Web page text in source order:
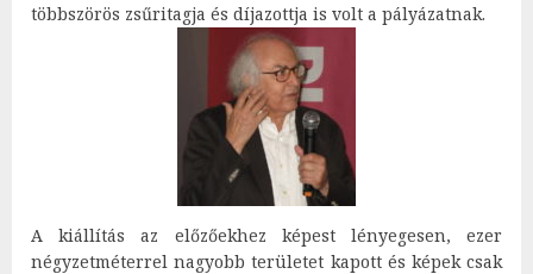
többszörös zsűritagja és díjazottja is volt a pályázatnak.
A kiállítás az előzőekhez képest lényegesen, ezer
négyzetméterrel nagyobb területet kapott és képek csak